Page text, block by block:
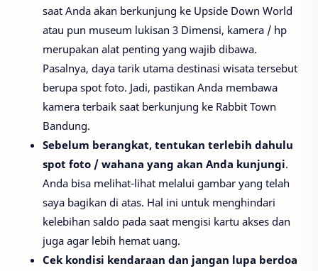
saat Anda akan berkunjung ke Upside Down World
atau pun museum lukisan 3 Dimensi, kamera / hp
merupakan alat penting yang wajib dibawa.
Pasalnya, daya tarik utama destinasi wisata tersebut
berupa spot foto. Jadi, pastikan Anda membawa
kamera terbaik saat berkunjung ke Rabbit Town
Bandung.
Sebelum berangkat, tentukan terlebih dahulu
spot foto / wahana yang akan Anda kunjungi.
Anda bisa melihat-lihat melalui gambar yang telah
saya bagikan di atas. Hal ini untuk menghindari
kelebihan saldo pada saat mengisi kartu akses dan
juga agar lebih hemat uang.
Cek kondisi kendaraan dan jangan lupa berdoa